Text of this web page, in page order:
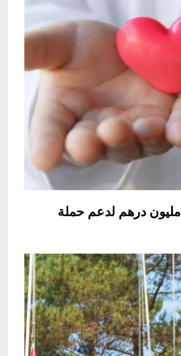
صني فاركي يساهم بمبلغ 100 مليون درهم لدعم حملة